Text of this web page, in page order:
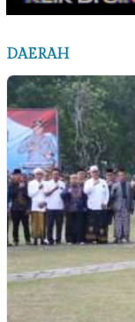
DAERAH